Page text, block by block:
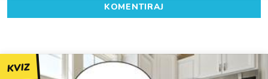
KOMENTIRAJ
KVIZ